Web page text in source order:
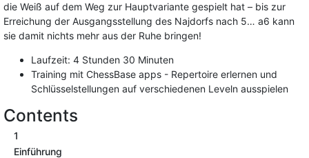
die Weiß auf dem Weg zur Hauptvariante gespielt hat – bis zur
Erreichung der Ausgangsstellung des Najdorfs nach 5… a6 kann
sie damit nichts mehr aus der Ruhe bringen!
Laufzeit: 4 Stunden 30 Minuten
Training mit ChessBase apps - Repertoire erlernen und
Schlüsselstellungen auf verschiedenen Leveln ausspielen
Contents
1
Einführung